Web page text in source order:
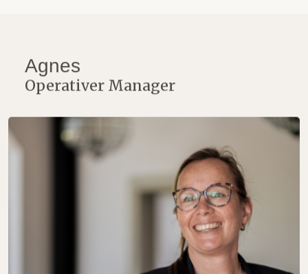
Agnes
Operativer Manager